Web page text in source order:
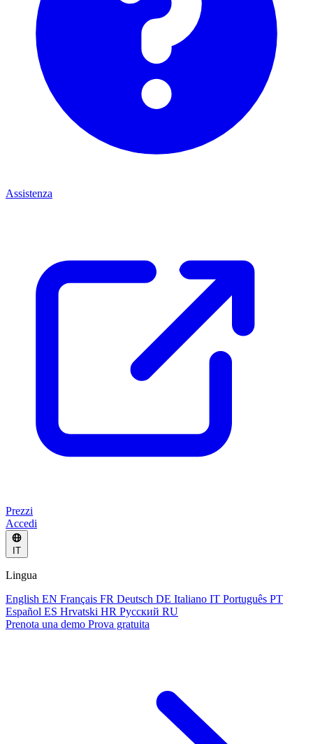
Assistenza
Prezzi
Accedi
IT
Lingua
English EN Français FR Deutsch DE Italiano IT Português PT
Español ES Hrvatski HR Русский RU
Prenota una demo Prova gratuita